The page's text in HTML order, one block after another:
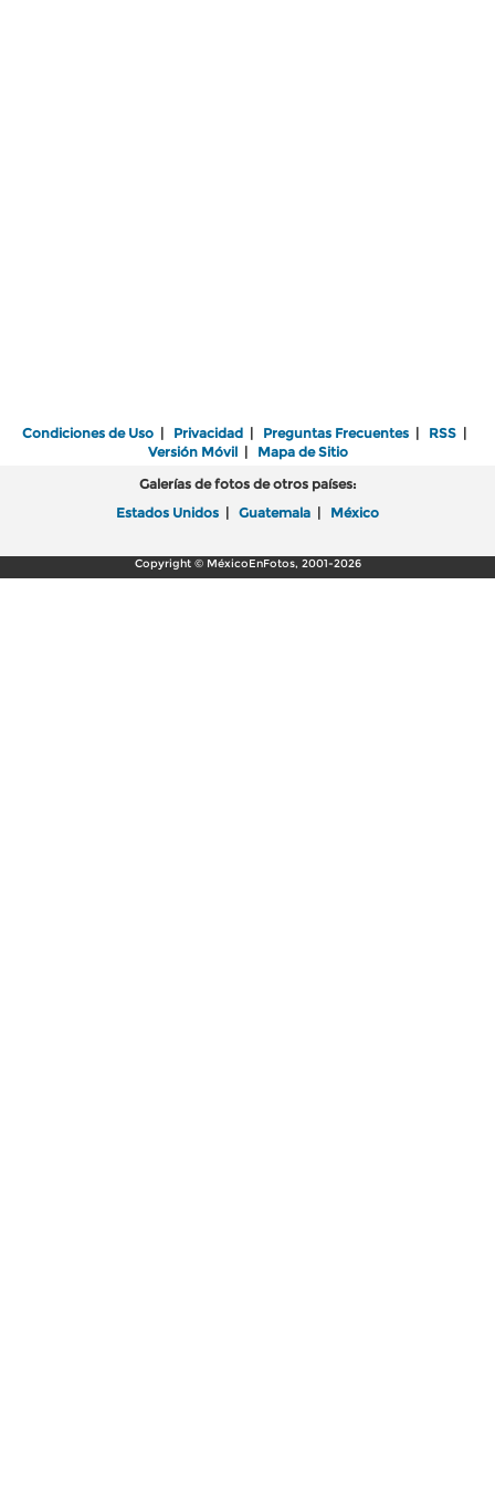
Condiciones de Uso | Privacidad | Preguntas Frecuentes | RSS |
Versión Móvil| Mapa de Sitio
Galerías de fotos de otros países:
Estados Unidos | Guatemala | México
Copyright © MéxicoEnFotos, 2001-2026